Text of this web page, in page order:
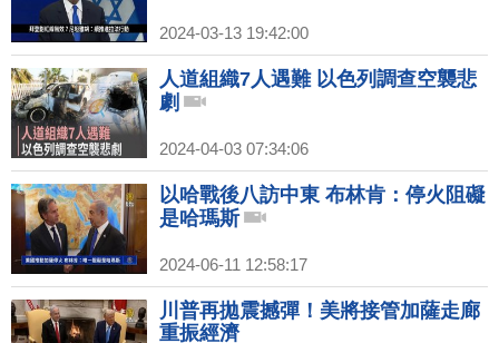
2024-03-13 19:42:00
人道組織7人遇難 以色列調查空襲悲
劇
2024-04-03 07:34:06
以哈戰後八訪中東 布林肯：停火阻礙
是哈瑪斯
2024-06-11 12:58:17
川普再拋震撼彈！美將接管加薩走廊
重振經濟